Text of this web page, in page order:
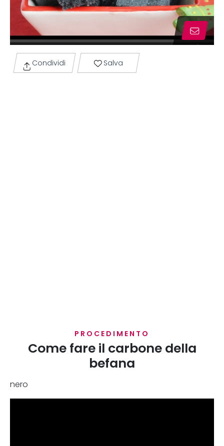
Condividi Salva
PROCEDIMENTO
Come fare il carbone della
befana
nero